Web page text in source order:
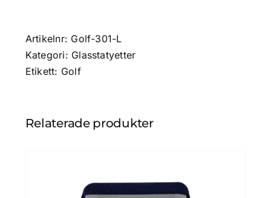
Drive
mängd
Artikelnr: Golf-301-L
Kategori: Glasstatyetter
Etikett: Golf
Relaterade produkter